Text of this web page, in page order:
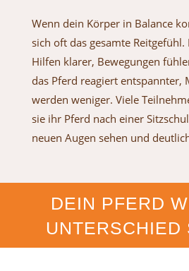
Wenn dein Körper in Balance
sich oft das gesamte
Hilfen klarer, Bewegungen
das Pferd reagiert entspannter,
werden weniger. Viele
sie ihr Pferd nach einer
neuen Augen sehen und
DEIN PFERD
UNTERSCHIED